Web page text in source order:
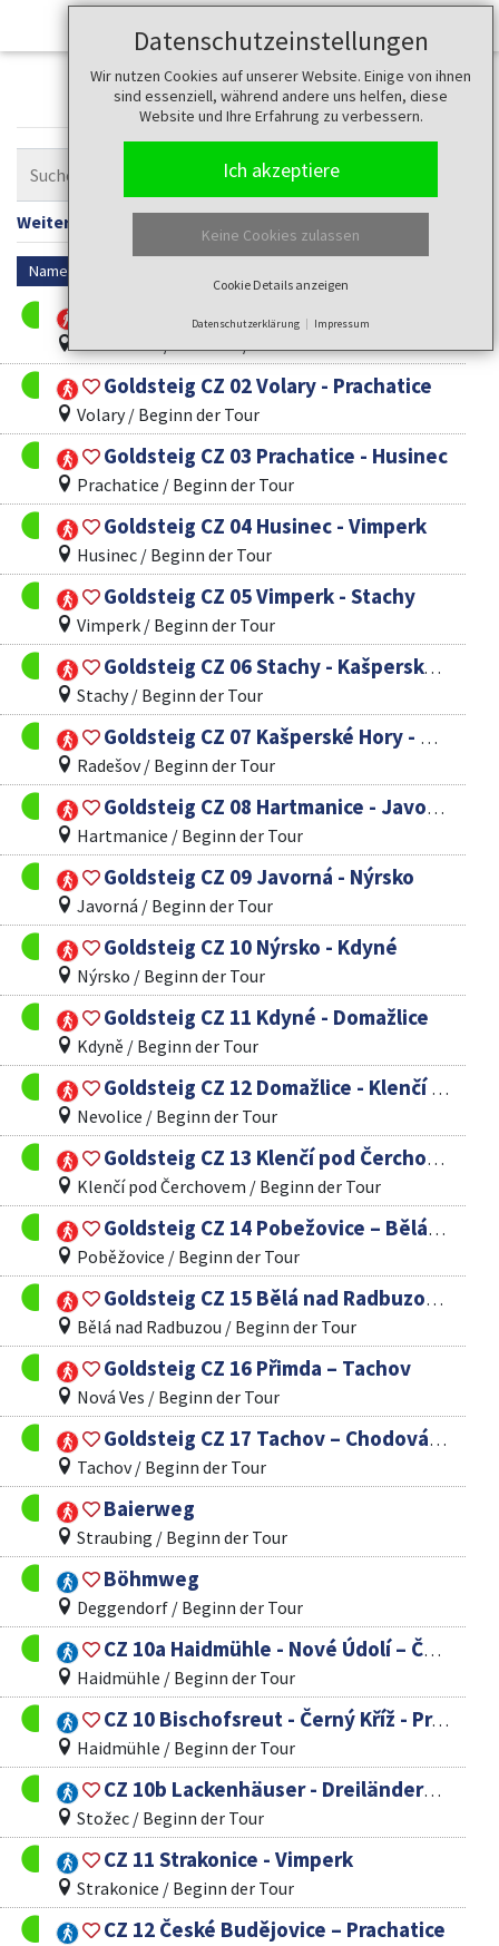
Datenschutzeinstellungen
Wir nutzen Cookies auf unserer Website. Einige von ihnen
sind essenziell, während andere uns helfen, diese
Website und Ihre Erfahrung zu verbessern.
Ich akzeptiere
Keine Cookies zulassen
Cookie Details anzeigen
Datenschutzerklärung Impressum
Touren
Weitere Filter anzeigen
Name
Goldsteig CZ 01 Mlaka - Volary
Haidmühle / Grenze D/CZ Mlaka
Goldsteig CZ 02 Volary - Prachatice
Volary / Beginn der Tour
Goldsteig CZ 03 Prachatice - Husinec
Prachatice / Beginn der Tour
Goldsteig CZ 04 Husinec - Vimperk
Husinec / Beginn der Tour
Goldsteig CZ 05 Vimperk - Stachy
Vimperk / Beginn der Tour
Goldsteig CZ 06 Stachy - Kašperské Hory
Stachy / Beginn der Tour
Goldsteig CZ 07 Kašperské Hory - Hartmanice
Radešov / Beginn der Tour
Goldsteig CZ 08 Hartmanice - Javorná
Hartmanice / Beginn der Tour
Goldsteig CZ 09 Javorná - Nýrsko
Javorná / Beginn der Tour
Goldsteig CZ 10 Nýrsko - Kdyné
Nýrsko / Beginn der Tour
Goldsteig CZ 11 Kdyné - Domažlice
Kdyně / Beginn der Tour
Goldsteig CZ 12 Domažlice - Klenčí pod Čerchovem
Nevolice / Beginn der Tour
Goldsteig CZ 13 Klenčí pod Čerchovem – Poběžovice
Klenčí pod Čerchovem / Beginn der Tour
Goldsteig CZ 14 Pobežovice – Bělá nad Radbuzou
Poběžovice / Beginn der Tour
Goldsteig CZ 15 Bělá nad Radbuzou – Přimda
Bělá nad Radbuzou / Beginn der Tour
Goldsteig CZ 16 Přimda – Tachov
Nová Ves / Beginn der Tour
Goldsteig CZ 17 Tachov – Chodová Planá
Tachov / Beginn der Tour
Baierweg
Straubing / Beginn der Tour
Böhmweg
Deggendorf / Beginn der Tour
CZ 10a Haidmühle - Nové Údolí – Černý Kříž
Haidmühle / Beginn der Tour
CZ 10 Bischofsreut - Černý Kříž - Prachatice (Prachatitzer Weg)
Haidmühle / Beginn der Tour
CZ 10b Lackenhäuser - Dreiländereck - Trojmezí – Černý Kříž
Stožec / Beginn der Tour
CZ 11 Strakonice - Vimperk
Strakonice / Beginn der Tour
CZ 12 České Budějovice – Prachatice